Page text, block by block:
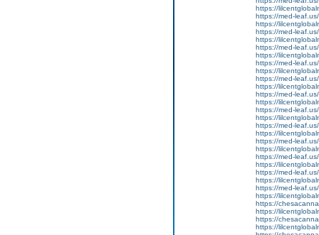
https://
https://med-leaf.us/
https://
https://med-leaf.us/
https://
https://med-leaf.us/
https://
https://med-leaf.us/
https://
https://med-leaf.us/
https://
https://med-leaf.us/
https://
https://med-leaf.us/
https://
https://med-leaf.us/
https://
https://med-leaf.us/
https://
https://med-leaf.us/
https://
https://med-leaf.us/
https://
https://med-leaf.us/
https://
https://
https://
https://
https://